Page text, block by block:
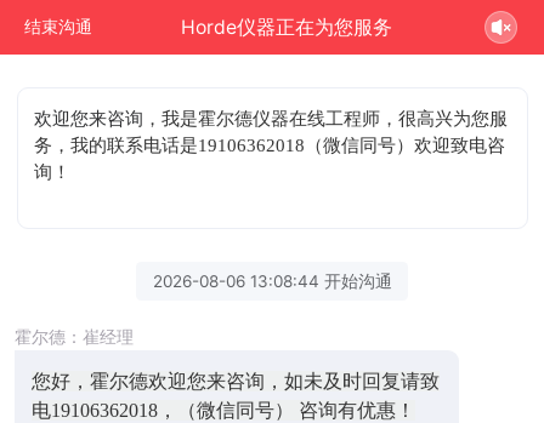
结束沟通 Horde仪器正在为您服务
欢迎您来咨询 ，我是霍尔德仪器在线工程师，很高兴为您服
务，我的联系电话是19106362018（微信同号）欢迎致电咨
询！
2026-08-06 13:08:44 开始沟通
霍尔德：崔经理
您好，霍尔德欢迎您来咨询，如未及时回复请致
电19106362018，（微信同号） 咨询有优惠！